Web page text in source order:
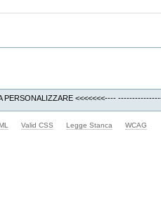
<<<<<<<----
Valid CSS Legge Stanca WCAG